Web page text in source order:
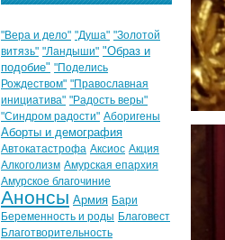
"Вера и дело" "Душа" "Золотой
витязь" "Ландыши" "Образ и
подобие" "Поделись
Рождеством" "Православная
инициатива" "Радость веры"
"Синдром радости" Аборигены
Аборты и демография
Автокатастрофа Аксиос Акция
Алкоголизм Амурская епархия
Амурское благочиние
Анонсы Армия Бари
Беременность и роды Благовест
Благотворительность